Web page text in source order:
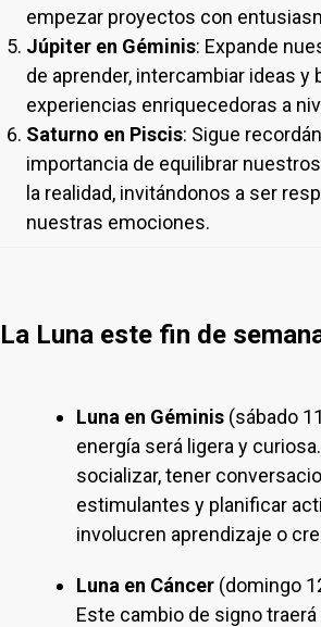
empezar proyectos con
Júpiter en Géminis: Expande
de aprender, intercambiar ideas y
experiencias enriquecedoras a
Saturno en Piscis: Sigue
importancia de equilibrar
la realidad, invitándonos a ser
nuestras emociones.
La Luna este fin de
Luna en Géminis (sábado
energía será ligera y
socializar, tener
estimulantes y planificar
involucren aprendizaje o
Luna en Cáncer (domingo
Este cambio de signo traerá